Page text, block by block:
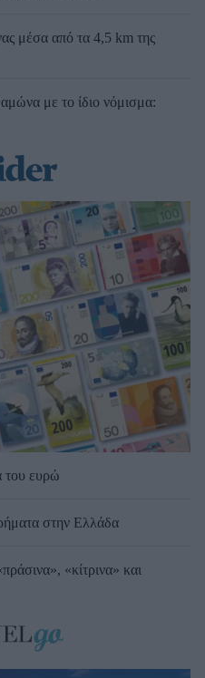
μέσα από τα 4,5 km της
με το ίδιο νόμισμα:
του ευρώ
στην Ελλάδα
«κίτρινα» και